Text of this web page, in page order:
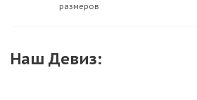
размеров
Наш Девиз: